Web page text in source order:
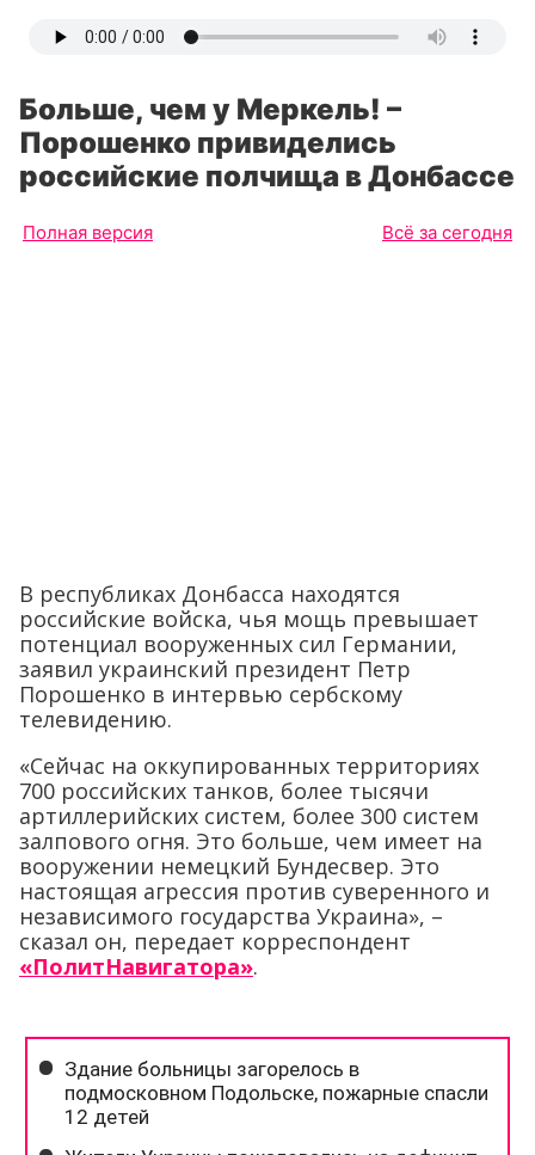
Больше, чем у Меркель! –
Порошенко привиделись
российские полчища в Донбассе
Полная версия Всё за сегодня
В республиках Донбасса находятся
российские войска, чья мощь превышает
потенциал вооруженных сил Германии,
заявил украинский президент Петр
Порошенко в интервью сербскому
телевидению.
«Сейчас на оккупированных территориях
700 российских танков, более тысячи
артиллерийских систем, более 300 систем
залпового огня. Это больше, чем имеет на
вооружении немецкий Бундесвер. Это
настоящая агрессия против суверенного и
независимого государства Украина», –
сказал он, передает корреспондент
«ПолитНавигатора».